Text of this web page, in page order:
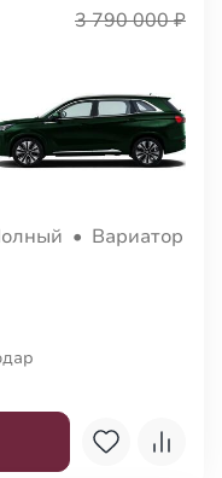
3 790 000 ₽
• Вариатор